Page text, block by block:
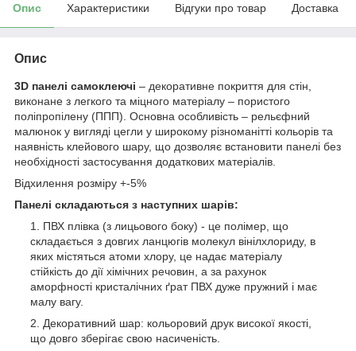
Опис Характеристики Відгуки про товар Доставка
Опис
3D панелі самоклеючі – декоративне покриття для стін,
виконане з легкого та міцного матеріалу – пористого
поліпропілену (ППП). Основна особливість – рельєфний
малюнок у вигляді цегли у широкому різноманітті кольорів та
наявність клейового шару, що дозволяє встановити панелі без
необхідності застосування додаткових матеріалів.
Відхилення розміру +-5%
Панелі складаються з наступних шарів:
ПВХ плівка (з лицьового боку) - це полімер, що
складається з довгих ланцюгів молекул вінілхлориду, в
яких містяться атоми хлору, це надає матеріалу
стійкість до дії хімічних речовин, а за рахунок
аморфності кристалічних ґрат ПВХ дуже пружний і має
малу вагу.
Декоративний шар: кольоровий друк високої якості,
що довго зберігає свою насиченість.